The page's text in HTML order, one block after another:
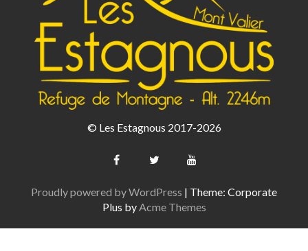
© Les Estagnous 2017-2026
Proudly powered by WordPress | Theme: Corporate
Plus byAcme Themes